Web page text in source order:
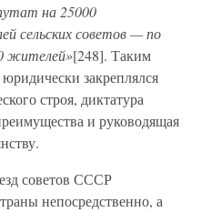
на 25000
сельских советов — по
жителей»[248]. Таким
закреплялся
строя, диктатура
и руководящая
советов СССР
непосредственно, а